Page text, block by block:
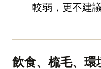
較弱，更不建
飲食、梳毛、環